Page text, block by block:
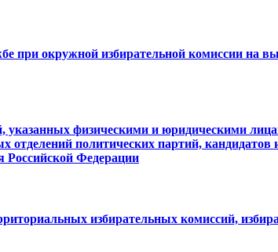
при окружной избирательной комиссии на
указанных физическими и юридическими
политических партий,
Российской Федерации
избирательных комиссий,